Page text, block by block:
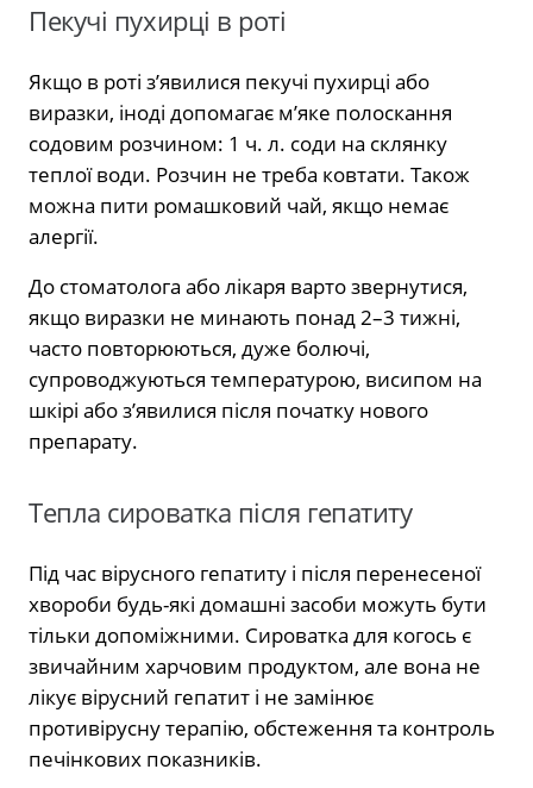
Пекучі пухирці в роті
Якщо в роті з’явилися пекучі пухирці або
виразки, іноді допомагає м’яке полоскання
содовим розчином: 1 ч. л. соди на склянку
теплої води. Розчин не треба ковтати. Також
можна пити ромашковий чай, якщо немає
алергії.
До стоматолога або лікаря варто звернутися,
якщо виразки не минають понад 2–3 тижні,
часто повторюються, дуже болючі,
супроводжуються температурою, висипом на
шкірі або з’явилися після початку нового
препарату.
Тепла сироватка після гепатиту
Під час вірусного гепатиту і після перенесеної
хвороби будь-які домашні засоби можуть бути
тільки допоміжними. Сироватка для когось є
звичайним харчовим продуктом, але вона не
лікує вірусний гепатит і не замінює
противірусну терапію, обстеження та контроль
печінкових показників.